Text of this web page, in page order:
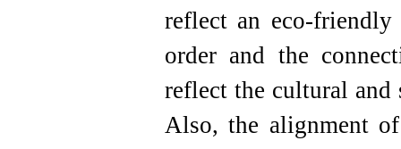
reflect an eco-
order and the
reflect the cultural and
Also, the alignment